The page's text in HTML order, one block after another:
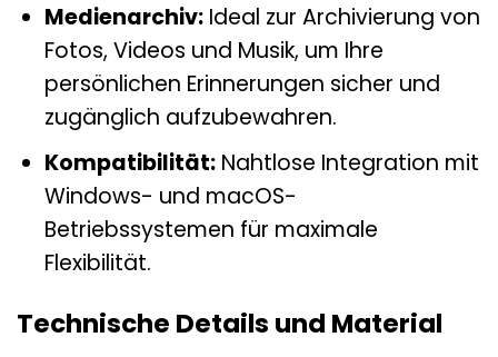
Medienarchiv:Ideal zur Archivierung von
Fotos, Videos und Musik, um Ihre
persönlichen Erinnerungen sicher und
zugänglich aufzubewahren.
Kompatibilität:Nahtlose Integration mit
Windows- und macOS-
Betriebssystemen für maximale
Flexibilität.
Technische Details und Material